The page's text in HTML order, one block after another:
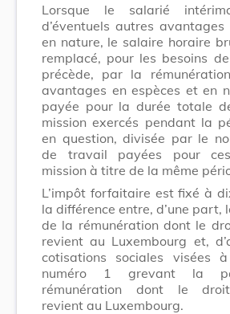
Lorsque le salarié
d’éventuels autres
en nature, le salaire horaire
remplacé, pour les besoins
précède, par la
avantages en espèces et en
payée pour la durée totale
mission exercés pendant la
en question, divisée par le
de travail payées pour
mission à titre de la même
L’impôt forfaitaire est fixé à
la différence entre, d’une part,
de la rémunération dont le
revient au Luxembourg et,
cotisations sociales visées
numéro 1 grevant la
rémunération dont le droit
revient au Luxembourg.